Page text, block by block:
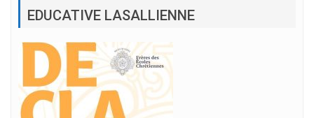
EDUCATIVE LASALLIENNE